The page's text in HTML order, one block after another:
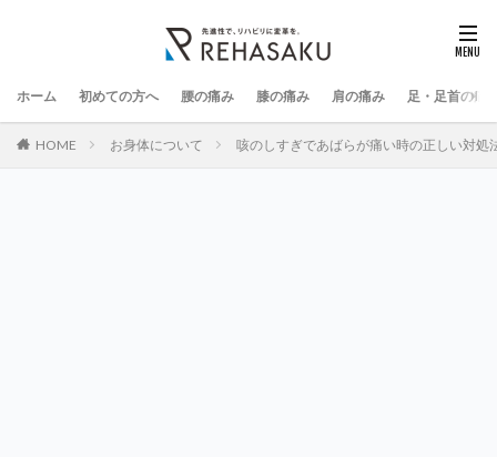
ホーム 初めての方へ 腰の痛み 膝の痛み 肩の痛み 足・足首の痛
HOME お身体について 咳のしすぎであばらが痛い時の正しい対処